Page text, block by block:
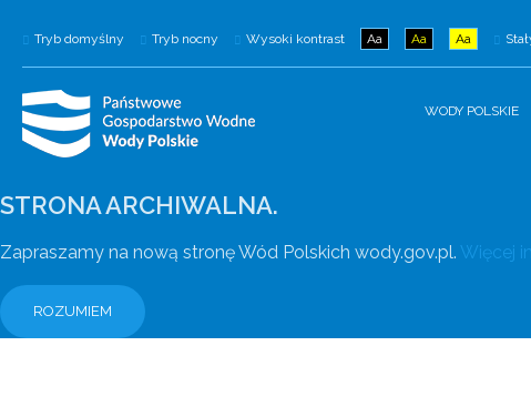
Tryb domyślny Tryb nocny Wysoki kontrast Aa Aa Aa
WODY POLSKIE
STRONA ARCHIWALNA.
Zapraszamy na nową stronę Wód Polskich wody.gov.pl. Więcej
ROZUMIEM